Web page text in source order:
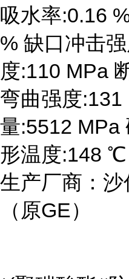
吸水率:0.16
% 缺口冲击
度:110 MPa
弯曲强度:131
量:5512 MPa
形温度:148 ℃
生产厂商：
（原GE）